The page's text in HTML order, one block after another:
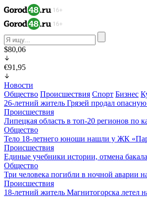
$80,06
€91,95
Новости
Общество Происшествия Спорт Бизнес
26-летний житель Грязей продал
Происшествия
Липецкая область в топ-20 регионов по
Общество
Тело 18-летнего юноши нашли у ЖК
Происшествия
Единые учебники истории, отмена
Общество
Три человека погибли в ночной аварии
Происшествия
18-летний житель Магнитогорска летел